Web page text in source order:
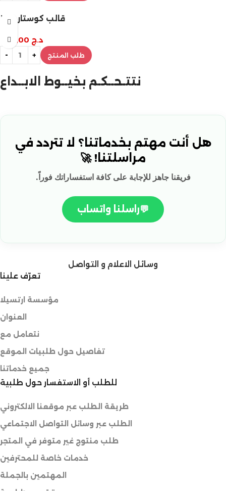
قالب كوستار بابلز
د.ج
طلب المنتج
نتتـحــكـم بخيــوط الابــداع
هل أنت مهتم بخدماتنا؟ لا تتردد في
مراسلتنا! 🚀
فريقنا جاهز للإجابة على كافة استفساراتك فوراً.
💬راسلنا واتساب
وسائل الاعلام و التواصل
تعرّف علينا
مؤسسة ارتسيلا
العنوان
نتعامل مع
تفاصيل حول طلبيات الموقع
جميع خدماتنا
للطلب أو الاستفسار حول طلبية
طريقة الطلب عبر موقعنا الالكتروني
الطلب عبر وسائل التواصل الاجتماعي
طلب منتوج غير متوفر في المتجر
خدمات خاصة للمحترفين
المهتمين بالجملة